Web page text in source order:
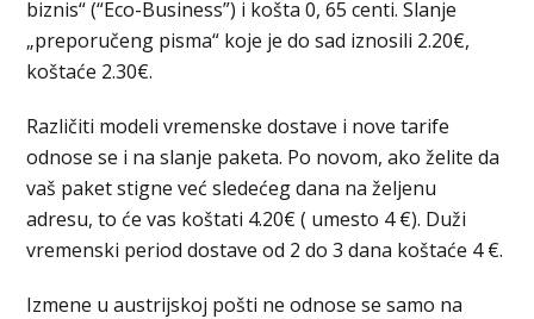
biznis“ (“Eco-Business”) i košta 0, 65 centi. Slanje
„preporučeng pisma“ koje je do sad iznosili 2.20€,
koštaće 2.30€.
Različiti modeli vremenske dostave i nove tarife
odnose se i na slanje paketa. Po novom, ako želite da
vaš paket stigne već sledećeg dana na željenu
adresu, to će vas koštati 4.20€ ( umesto 4 €). Duži
vremenski period dostave od 2 do 3 dana koštaće 4 €.
Izmene u austrijskoj pošti ne odnose se samo na